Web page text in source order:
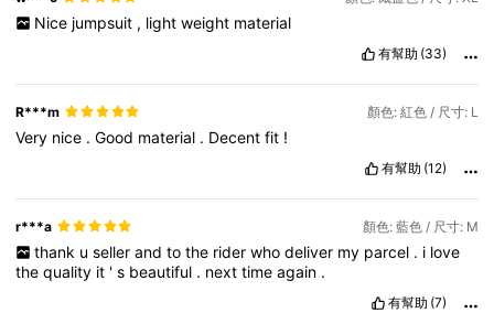
Nice jumpsuit , light weight material
有幫助 (33)
R***m 顏色: 紅色 / 尺寸: L
Very nice .Good material . Decentfit !
有幫助 (12)
r***a 顏色: 藍色 / 尺寸: M
thank u seller and to the rider who deliver my parcel . i love
thequality it 's beautiful . nexttimeagain .
有幫助 (7)